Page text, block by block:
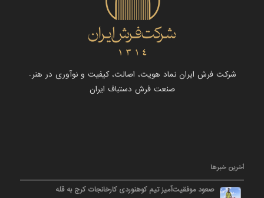
شرکت فرش ایران نماد هویت، اصالت، کیفیت و نوآوری در هنر-
صنعت فرش دستباف ایران
آخرین خبرها
صعود موفقیت‌آمیز تیم کوهنوردی کارخانجات کرج به قله